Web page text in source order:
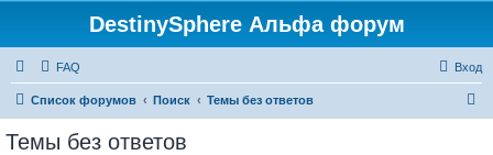
DestinySphere Альфа форум
FAQ Вход
Список форумов Поиск Темы без ответов
Темы без ответов